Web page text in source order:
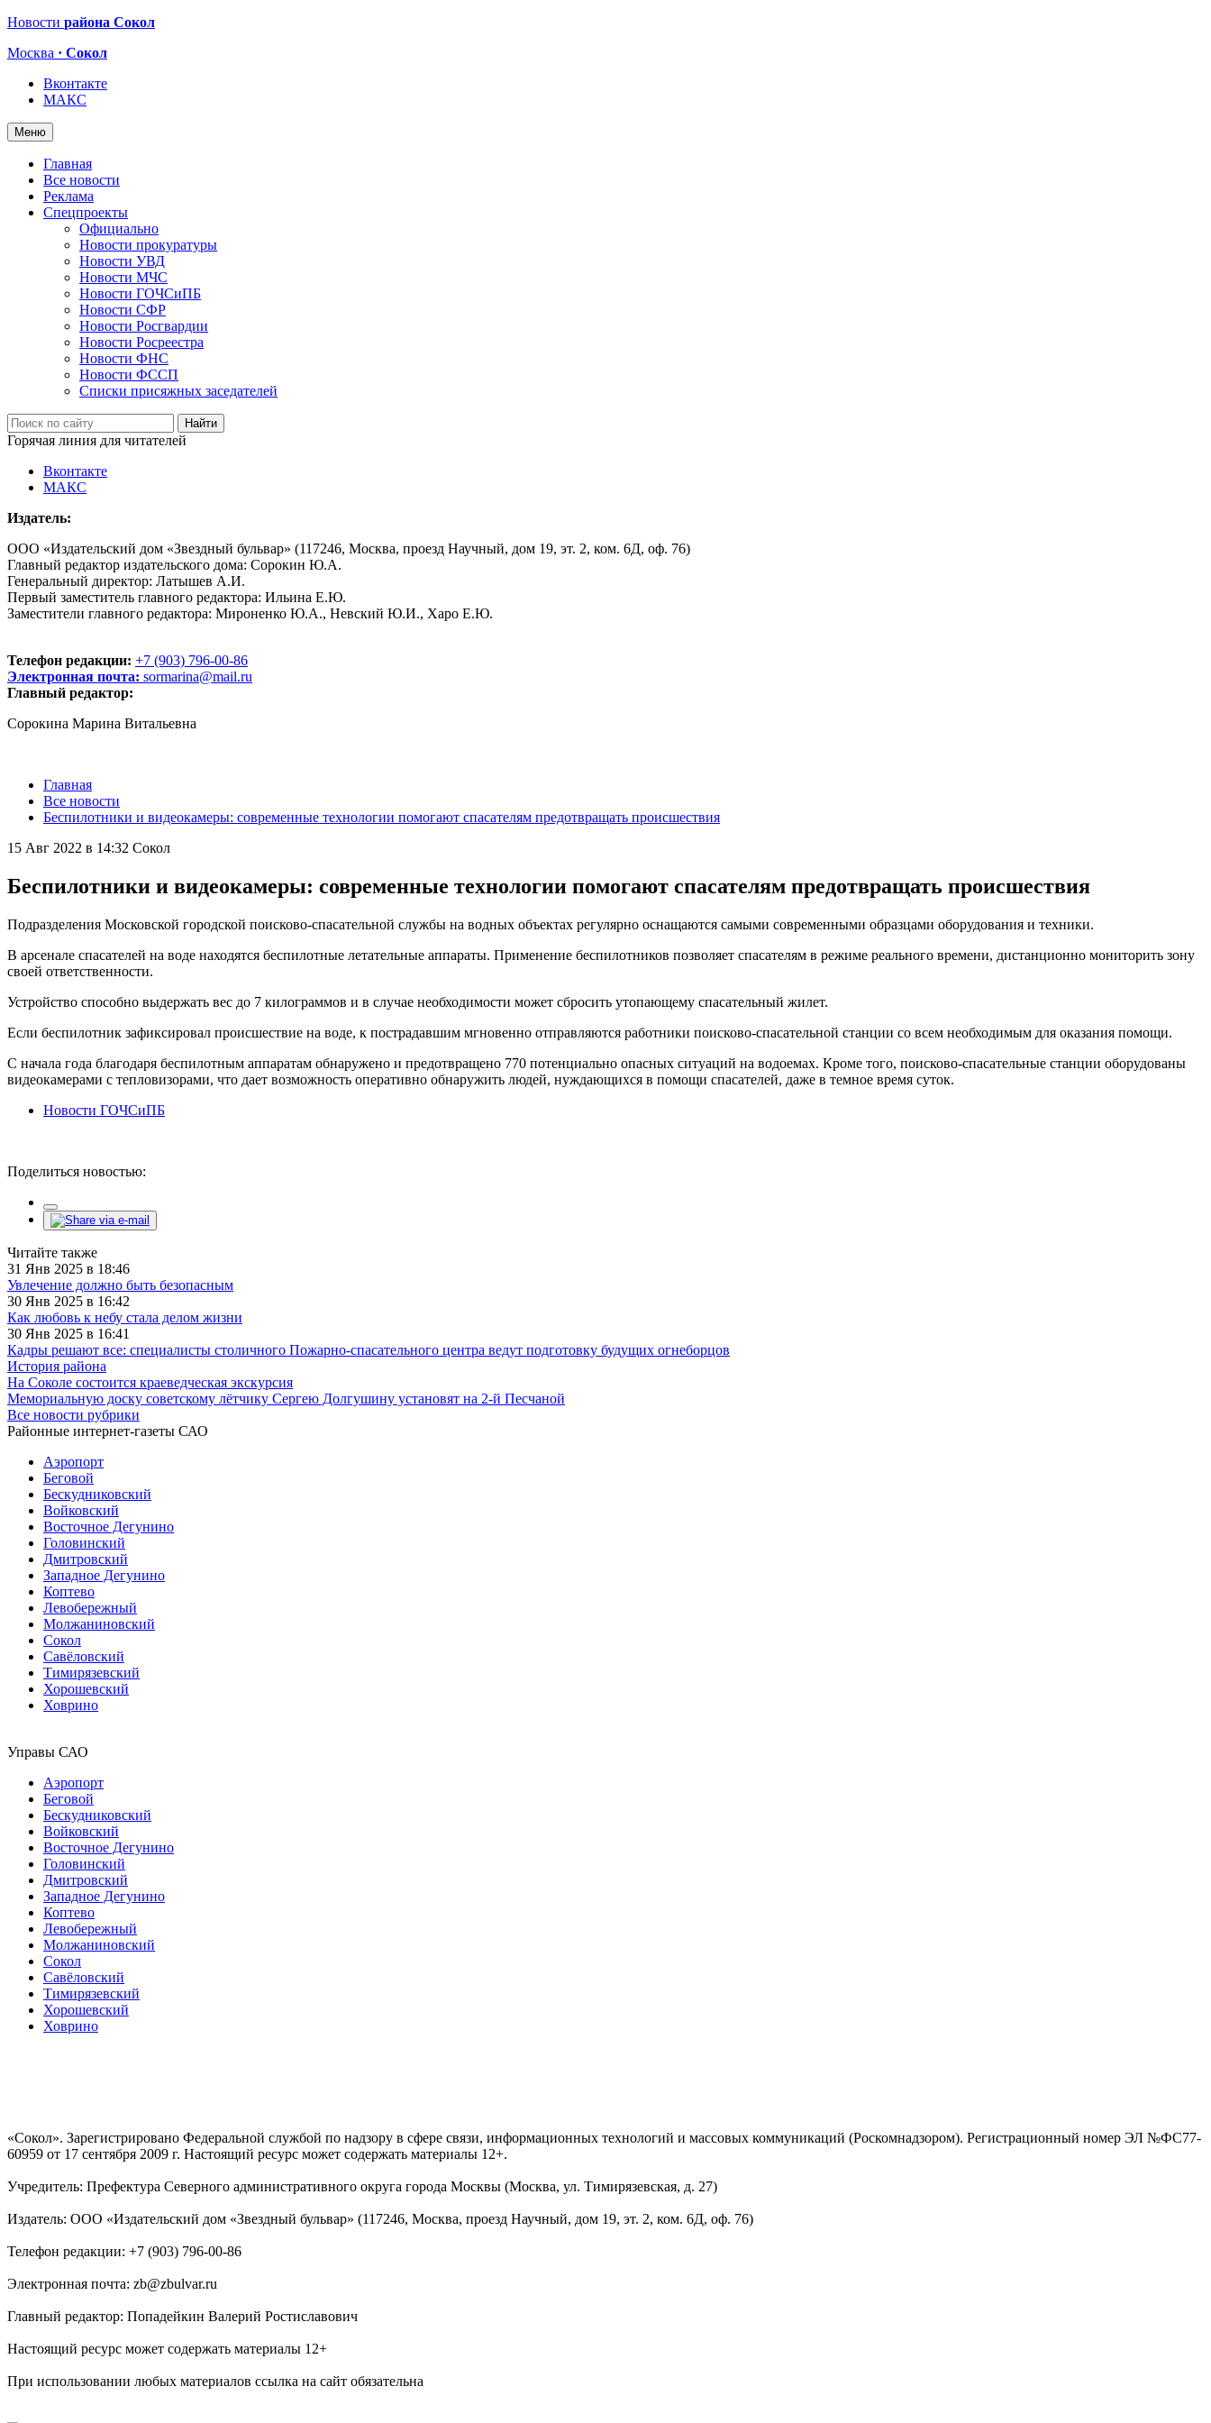
Новости района Сокол
Москва · Сокол
Вконтакте
МАКС
Меню
Главная
Все новости
Реклама
Спецпроекты
Официально
Новости прокуратуры
Новости УВД
Новости МЧС
Новости ГОЧСиПБ
Новости СФР
Новости Росгвардии
Новости Росреестра
Новости ФНС
Новости ФССП
Списки присяжных заседателей
Горячая линия для читателей
Вконтакте
МАКС
Издатель:
ООО «Издательский дом «Звездный бульвар» (117246, Москва, проезд Научный, дом 19, эт. 2, ком. 6Д, оф. 76)
Главный редактор издательского дома: Сорокин Ю.А.
Генеральный директор: Латышев А.И.
Первый заместитель главного редактора: Ильина Е.Ю.
Заместители главного редактора: Мироненко Ю.А., Невский Ю.И., Харо Е.Ю.
Телефон редакции: +7 (903) 796-00-86
Электронная почта: sormarina@mail.ru
Главный редактор:
Сорокина Марина Витальевна
Главная
Все новости
Беспилотники и видеокамеры: современные технологии помогают спасателям предотвращать происшествия
15 Авг 2022 в 14:32 Сокол
Беспилотники и видеокамеры: современные технологии помогают спасателям предотвращать происшествия
Подразделения Московской городской поисково-спасательной службы на водных объектах регулярно оснащаются самыми современными образцами оборудования и техники.
В арсенале спасателей на воде находятся беспилотные летательные аппараты. Применение беспилотников позволяет спасателям в режиме реального времени, дистанционно мониторить зону
своей ответственности.
Устройство способно выдержать вес до 7 килограммов и в случае необходимости может сбросить утопающему спасательный жилет.
Если беспилотник зафиксировал происшествие на воде, к пострадавшим мгновенно отправляются работники поисково-спасательной станции со всем необходимым для оказания помощи.
С начала года благодаря беспилотным аппаратам обнаружено и предотвращено 770 потенциально опасных ситуаций на водоемах. Кроме того, поисково-спасательные станции оборудованы
видеокамерами с тепловизорами, что дает возможность оперативно обнаружить людей, нуждающихся в помощи спасателей, даже в темное время суток.
Новости ГОЧСиПБ
Поделиться новостью:
Читайте также
31 Янв 2025 в 18:46
Увлечение должно быть безопасным
30 Янв 2025 в 16:42
Как любовь к небу стала делом жизни
30 Янв 2025 в 16:41
Кадры решают все: специалисты столичного Пожарно-спасательного центра ведут подготовку будущих огнеборцов
История района
На Соколе состоится краеведческая экскурсия
Мемориальную доску советскому лётчику Сергею Долгушину установят на 2-й Песчаной
Все новости рубрики
Районные интернет-газеты САО
Аэропорт
Беговой
Бескудниковский
Войковский
Восточное Дегунино
Головинский
Дмитровский
Западное Дегунино
Коптево
Левобережный
Молжаниновский
Сокол
Савёловский
Тимирязевский
Хорошевский
Ховрино
Управы САО
Аэропорт
Беговой
Бескудниковский
Войковский
Восточное Дегунино
Головинский
Дмитровский
Западное Дегунино
Коптево
Левобережный
Молжаниновский
Сокол
Савёловский
Тимирязевский
Хорошевский
Ховрино
«Сокол». Зарегистрировано Федеральной службой по надзору в сфере связи, информационных технологий и массовых коммуникаций (Роскомнадзором). Регистрационный номер ЭЛ №ФС77-
60959 от 17 сентября 2009 г. Настоящий ресурс может содержать материалы 12+.
Учредитель: Префектура Северного административного округа города Москвы (Москва, ул. Тимирязевская, д. 27)
Издатель: ООО «Издательский дом «Звездный бульвар» (117246, Москва, проезд Научный, дом 19, эт. 2, ком. 6Д, оф. 76)
Телефон редакции: +7 (903) 796-00-86
Электронная почта: zb@zbulvar.ru
Главный редактор: Попадейкин Валерий Ростиславович
Настоящий ресурс может содержать материалы 12+
При использовании любых материалов ссылка на сайт обязательна